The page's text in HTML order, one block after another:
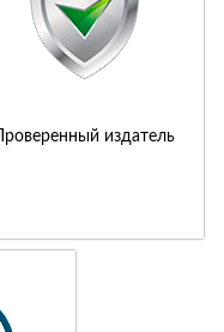
Проверенный издатель